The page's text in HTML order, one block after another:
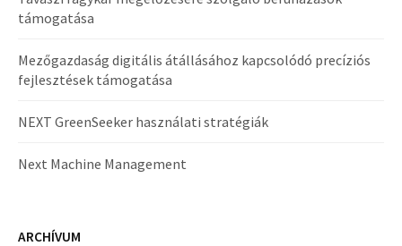
támogatása
Mezőgazdaság digitális átállásához kapcsolódó precíziós
fejlesztések támogatása
NEXT GreenSeeker használati stratégiák
Next Machine Management
ARCHÍVUM